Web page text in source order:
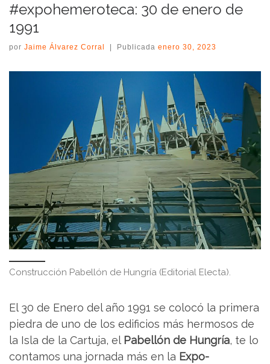
#expohemeroteca: 30 de enero de
1991
por Jaime Álvarez Corral Publicada enero 30, 2023
Construcción Pabellón de Hungría (Editorial Electa).
El 30 de Enero del año 1991 se colocó la primera
piedra de uno de los edificios más hermosos de
la Isla de la Cartuja, el Pabellón de Hungría, te lo
contamos una jornada más en la Expo-